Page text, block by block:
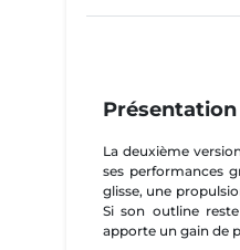
Présentation
La deuxième
ses performances
glisse, une
Si son outline
apporte un gain de